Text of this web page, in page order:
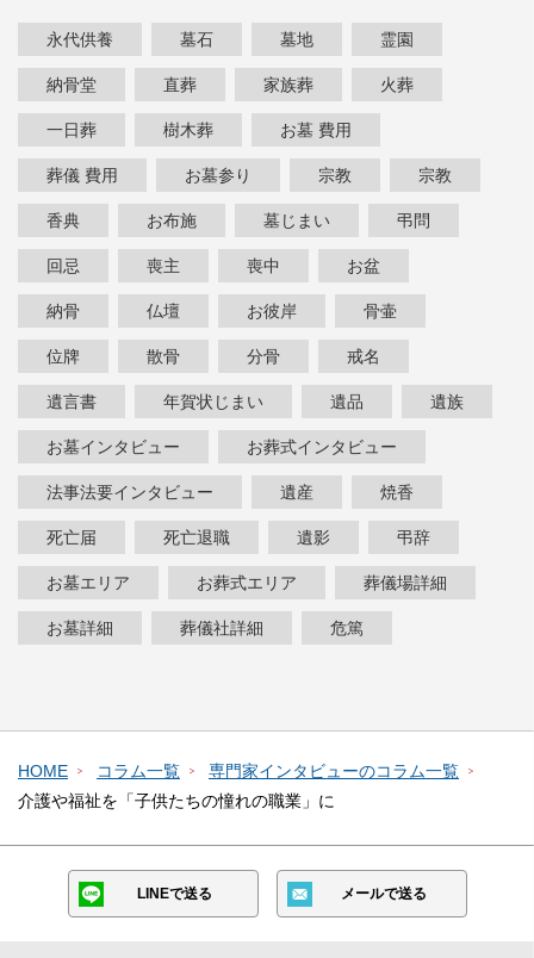
永代供養 墓石 墓地 霊園
納骨堂 直葬 家族葬 火葬
一日葬 樹木葬 お墓 費用
葬儀 費用 お墓参り 宗教 宗教
香典 お布施 墓じまい 弔問
回忌 喪主 喪中 お盆
納骨 仏壇 お彼岸 骨壷
位牌 散骨 分骨 戒名
遺言書 年賀状じまい 遺品 遺族
お墓インタビュー お葬式インタビュー
法事法要インタビュー 遺産 焼香
死亡届 死亡退職 遺影 弔辞
お墓エリア お葬式エリア 葬儀場詳細
お墓詳細 葬儀社詳細 危篤
HOME コラム一覧
専門家インタビューのコラム一覧
介護や福祉を「子供たちの憧れの職業」に
LINEで送る メールで送る